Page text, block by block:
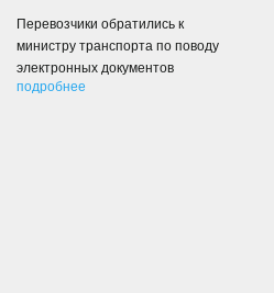
Перевозчики обратились к
министру транспорта по поводу
электронных документов
подробнее